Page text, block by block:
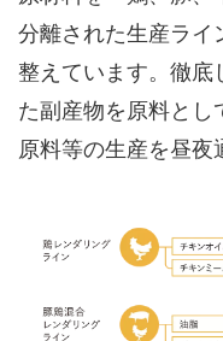
分離された生産ライ
整えています。徹底
た副産物を原料とし
原料等の生産を昼夜